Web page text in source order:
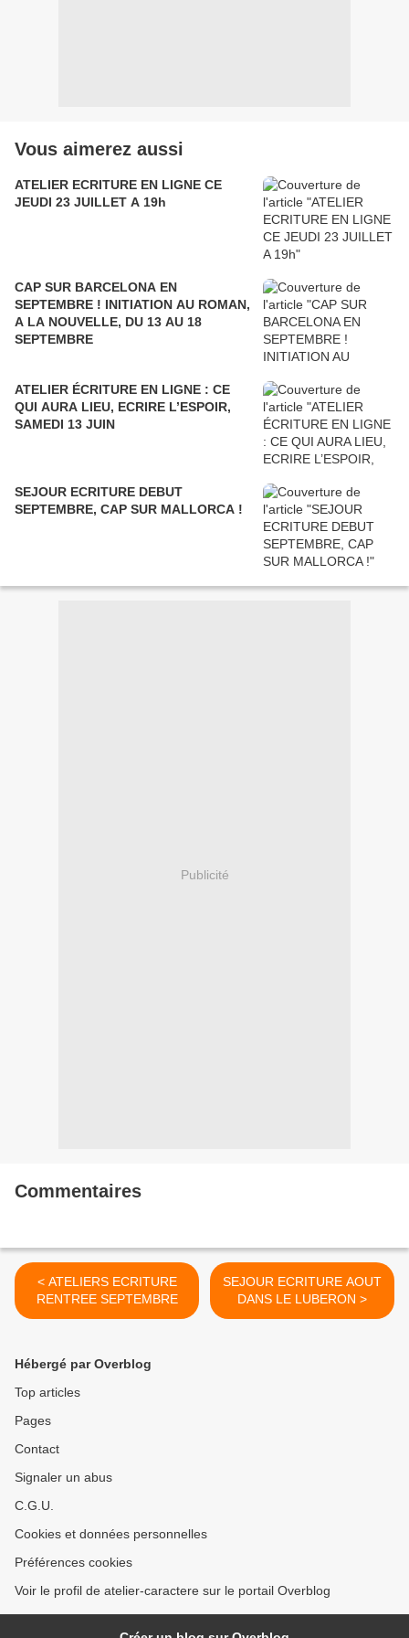
Vous aimerez aussi
ATELIER ECRITURE EN LIGNE CE
JEUDI 23 JUILLET A 19h
CAP SUR BARCELONA EN
SEPTEMBRE ! INITIATION AU ROMAN,
A LA NOUVELLE, DU 13 AU 18
SEPTEMBRE
ATELIER ÉCRITURE EN LIGNE : CE
QUI AURA LIEU, ECRIRE L’ESPOIR,
SAMEDI 13 JUIN
SEJOUR ECRITURE DEBUT
SEPTEMBRE, CAP SUR MALLORCA !
Publicité
Commentaires
< ATELIERS ECRITURE
RENTREE SEPTEMBRE
SEJOUR ECRITURE AOUT
DANS LE LUBERON >
Hébergé par Overblog
Top articles
Pages
Contact
Signaler un abus
C.G.U.
Cookies et données personnelles
Préférences cookies
Voir le profil de atelier-caractere sur le portail Overblog